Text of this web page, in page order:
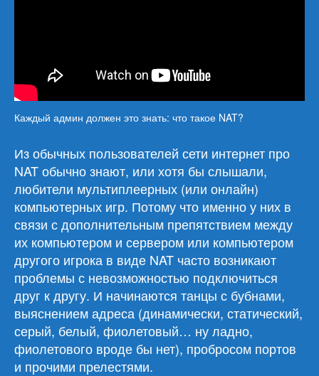
Каждый админ должен это знать: что такое NAT?
Из обычных пользователей сети интернет про
NAT обычно знают, или хотя бы слышали,
любители мультиплеерных (или онлайн)
компьютерных игр. Потому что именно у них в
связи с дополнительным препятствием между
их компьютером и сервером или компьютером
другого игрока в виде NAT часто возникают
проблемы с невозможностью подключиться
друг к другу. И начинаются танцы с бубнами,
выяснением адреса (динамически, статический,
серый, белый, фиолетовый… ну ладно,
фиолетового вроде бы нет), пробросом портов
и прочими прелестями.